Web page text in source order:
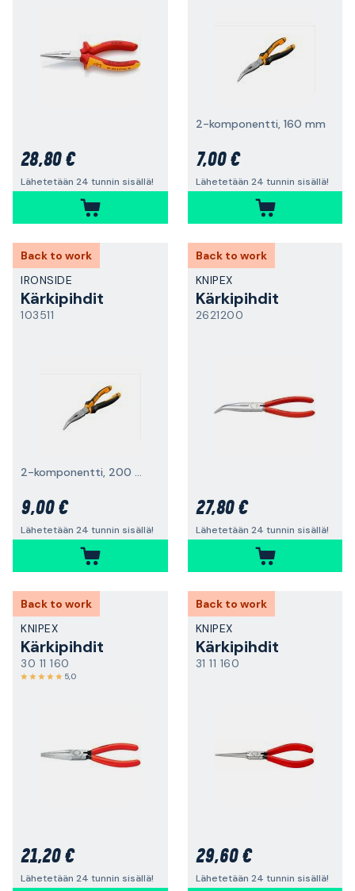
28,80 €
Lähetetään 24 tunnin sisällä!
2-komponentti, 160 mm
7,00 €
Lähetetään 24 tunnin sisällä!
Back to work
IRONSIDE
Kärkipihdit
103511
2-komponentti, 200 mm
9,00 €
Lähetetään 24 tunnin sisällä!
Back to work
KNIPEX
Kärkipihdit
2621200
27,80 €
Lähetetään 24 tunnin sisällä!
Back to work
KNIPEX
Kärkipihdit
30 11 160
5,0
21,20 €
Lähetetään 24 tunnin sisällä!
Back to work
KNIPEX
Kärkipihdit
31 11 160
29,60 €
Lähetetään 24 tunnin sisällä!